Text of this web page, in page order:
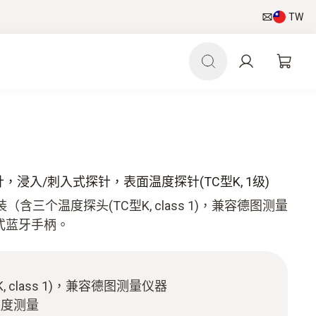
TW
浸入/刺入式探针，表面温度探针(TC型K, 1级)
含三个温度探头(TC型K, class 1)，兼容德图测量
牙手柄。
class 1)，兼容德图测量仪器
测量